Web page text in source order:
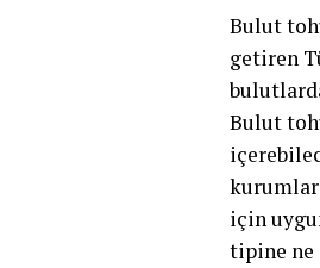
Bulut
getiren
Bulut
kurumlar
için
tipine ne